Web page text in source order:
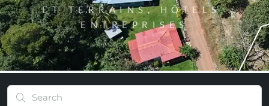
ET TERRAINS, HÔTELS,
ENTREPRISES